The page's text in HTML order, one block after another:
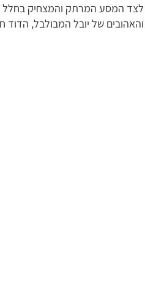
לצד המסע המרתק והמצחיק בחלל
והאהובים של יובל המבולבל, הדוד